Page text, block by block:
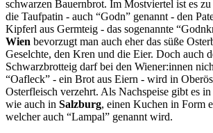
schwarzen Bauernbrot. Im Mostviertel ist es
die Taufpatin - auch “Godn” genannt - den
Kipferl aus Germteig - das sogenannte
Wien bevorzugt man auch eher das süße
Geselchte, den Kren und die Eier. Doch auch
Schwarzbrotteig darf bei den Wiener:innen
“Oafleck” - ein Brot aus Eiern - wird in
Osterfleisch verzehrt. Als Nachspeise gibt es in
wie auch in Salzburg, einen Kuchen in Form
welcher auch “Lampal” genannt wird.